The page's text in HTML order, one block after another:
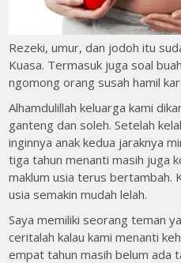
Rezeki, umur, dan jodoh itu
Kuasa. Termasuk juga soal
ngomong orang susah hamil
Alhamdulillah keluarga kami
ganteng dan soleh. Setelah
inginnya anak kedua jaraknya
tiga tahun menanti masih juga
maklum usia terus bertambah.
usia semakin mudah lelah.
Saya memiliki seorang teman
ceritalah kalau kami menanti
empat tahun masih belum ada